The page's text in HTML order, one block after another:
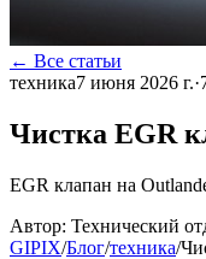
← Все статьи
техника7 июня 2026 г.·
Чистка EGR
EGR клапан на
Автор: Технический
GIPIX/Блог/техника/